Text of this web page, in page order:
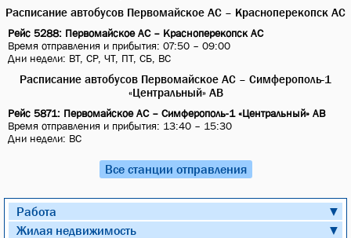
Расписание автобусов Первомайское АС – Красноперекопск АС
Рейс 5288: Первомайское АС – Красноперекопск АС
Время отправления и прибытия: 07:50 – 09:00
Дни недели: ВТ, СР, ЧТ, ПТ, СБ, ВС
Расписание автобусов Первомайское АС – Симферополь-1
«Центральный» АВ
Рейс 5871: Первомайское АС – Симферополь-1 «Центральный» АВ
Время отправления и прибытия: 13:40 – 15:30
Дни недели: ВС
Все станции отправления
Работа ▼
Жилая недвижимость ▼